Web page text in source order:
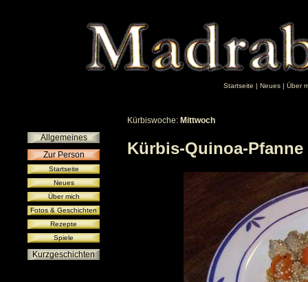
Startseite | Neues | Über
Allgemeines
Zur Person
Startseite
Neues
Über mich
Fotos & Geschichten
Rezepte
Spiele
Kurzgeschichten
Kürbiswoche: Mittwoch
Kürbis-Quinoa-